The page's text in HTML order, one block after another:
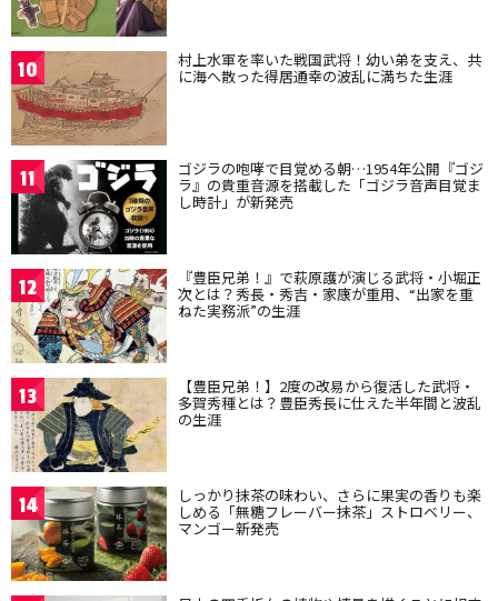
10 村上水軍を率いた戦国武将！幼い弟を支え、共
に海へ散った得居通幸の波乱に満ちた生涯
11 ゴジラの咆哮で目覚める朝…1954年公開『ゴジ
ラ』の貴重音源を搭載した「ゴジラ音声目覚ま
し時計」が新発売
12 『豊臣兄弟！』で萩原護が演じる武将・小堀正
次とは？秀長・秀吉・家康が重用、“出家を重
ねた実務派”の生涯
13 【豊臣兄弟！】2度の改易から復活した武将・
多賀秀種とは？豊臣秀長に仕えた半年間と波乱
の生涯
14 しっかり抹茶の味わい、さらに果実の香りも楽
しめる「無糖フレーバー抹茶」ストロベリー、
マンゴー新発売